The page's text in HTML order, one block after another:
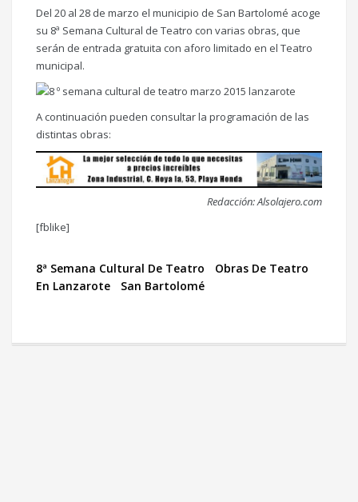
Del 20 al 28 de marzo el municipio de San Bartolomé acoge
su 8ª Semana Cultural de Teatro con varias obras, que
serán de entrada gratuita con aforo limitado en el Teatro
municipal.
A continuación pueden consultar la programación de las
distintas obras:
Redacción: Alsolajero.com
[fblike]
8ª Semana Cultural De Teatro
Obras De Teatro
En Lanzarote
San Bartolomé